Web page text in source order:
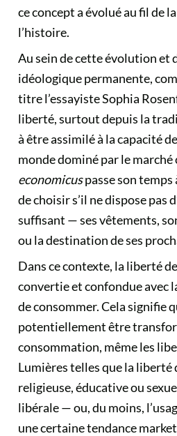
ce concept a évolué au fil de
l’histoire.
Au sein de cette évolution et
idéologique permanente,
titre l’essayiste Sophia
liberté, surtout depuis la
à être assimilé à la capacité
monde dominé par le marché
economicuspasse son
de choisir s’il ne dispose pas
suffisant — ses vêtements,
ou la destination de ses
Dans ce contexte, la liberté
convertie et confondue avec
de consommer. Cela signifie
potentiellement être
consommation, même les
Lumières telles que la liberté
religieuse, éducative ou
libérale — ou, du moins,
une certaine tendance